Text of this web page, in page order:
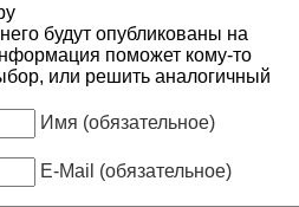
будут опубликованы на
поможет кому-то
или решить аналогичный
Имя (обязательное)
E-Mail (обязательное)